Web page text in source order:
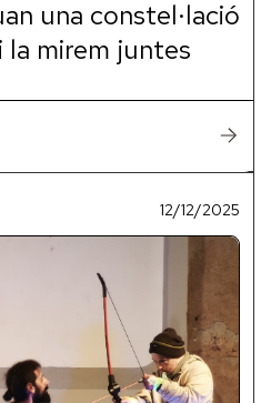
una constel·lació
la mirem juntes
12/12/2025